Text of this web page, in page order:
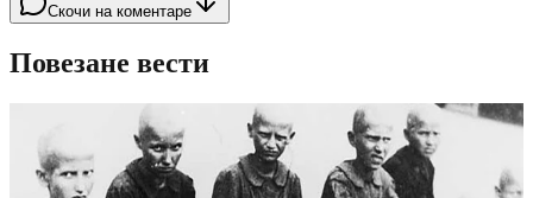
Скочи на коментаре
Повезане вести